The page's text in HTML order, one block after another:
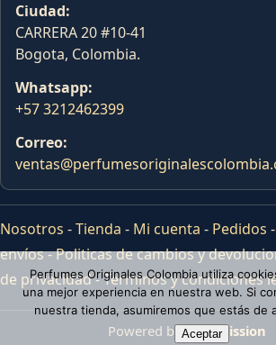
Ciudad:
CARRERA 20 #10-41
Bogota, Colombia.
Whatsapp:
+57 3212462399
Correo:
Nosotros -Tienda - Mi cuenta - Pedidos -
envíos-Politicas de cambios y
de privacidad-Terminos y condiciones
Powered byTras Mission
Perfumes Originales Colombia utiliza
una mejor experiencia en nuestra web. Si
nuestra tienda, asumiremos que estás de
Aceptar